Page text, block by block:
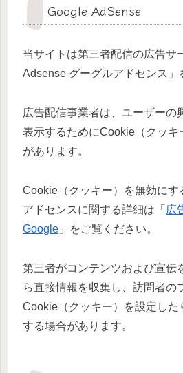
Google AdSense
当サイトは第三者配信の広告サ
Adsense グーグルアドセンス」
広告配信事業者は、ユーザーの
表示するためにCookie（クッキ
があります。
Cookie（クッキー）を無効にす
アドセンスに関する詳細は「 広
Google 」をご覧ください。
第三者がコンテンツおよび宣伝
ら直接情報を収集し、訪問者の
Cookie（クッキー）を設定した
する場合があります。